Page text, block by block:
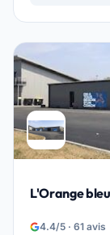
L'Orange
4.4/5 · 61 avis